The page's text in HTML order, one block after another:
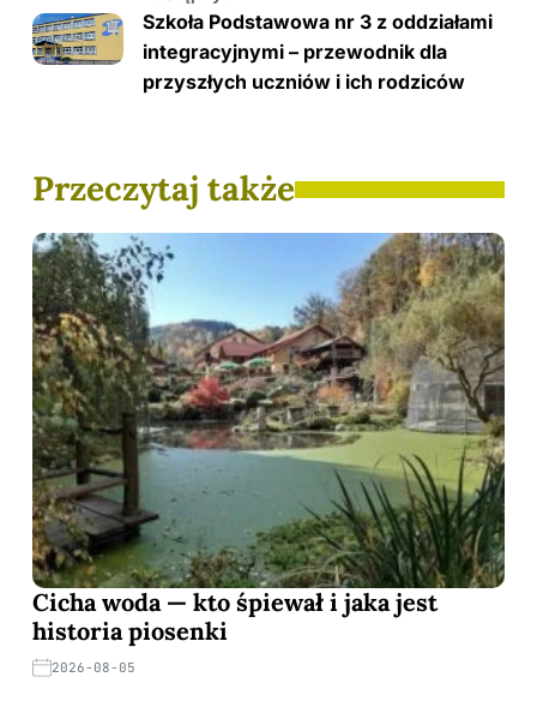
Szkoła Podstawowa nr 3 z oddziałami
integracyjnymi – przewodnik dla
przyszłych uczniów i ich rodziców
Przeczytaj także
Cicha woda — kto śpiewał i jaka jest
historia piosenki
2026-08-05